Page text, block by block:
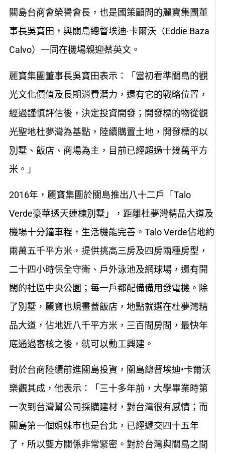
關島台商會榮譽會長，也是國策顧問的麗寶集團董
事長吳寶田，與關島總督埃迪·卡爾沃（Eddie Baza
Calvo）一同在機場親迎蔡英文。
麗寶集團董事長吳寶田表示：「當初看準關島的觀
光文化價值及長期消費潛力，還有它的戰略位置，
經過謹慎評估後，決定投資開發；開發標的物從觀
光聖地杜夢灣為基點，陸續購置土地，開發標的以
別墅、飯店、商場為主，目前已經超過十幾萬平方
米。」
2016年，麗寶集團於關島推出八十二戶「Talo
Verde豪華透天連棟別墅」，距離杜夢灣精品大道及
機場十分鐘車程，生活機能完善。Talo Verde佔地約
兩萬五千平方米，提供挑高三房及四房兩種房型，
二十四小時保全守衛、戶外泳池及網球場，還有開
闊的社區中央公園；每一戶都配備備用發電機。除
了別墅，麗寶也規畫蓋飯店，地點就選在杜夢灣精
品大道，佔地近八千平方米，三百間房間，最快年
底通過審核之後，就可以動工興建。
對於台商陸續前進關島投資，關島總督埃迪•卡爾沃
樂觀其成，他表示：「三十多年前，大學畢業時第
一次到台灣幫公司採購建材，對台灣很有感情；而
關島第一個姐妹市也是台北，已經遞交四十五年
了，所以雙方關係非常緊密。對於台灣與關島之間